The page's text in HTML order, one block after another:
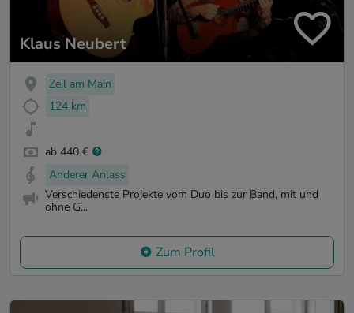
Klaus Neubert
Zeil am Main
124 km
ab 440 €
Anderer Anlass
Verschiedenste Projekte vom Duo bis zur Band, mit und
ohne G...
Zum Profil